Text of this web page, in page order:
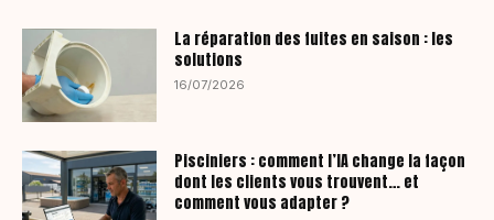
La réparation des fuites en saison : les
solutions
16/07/2026
Pisciniers : comment l’IA change la façon
dont les clients vous trouvent… et
comment vous adapter ?